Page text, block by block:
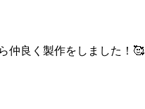
仲良く製作をしました！🥰